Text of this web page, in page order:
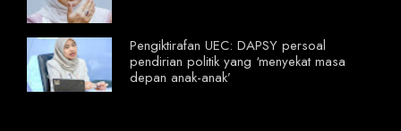
Pengiktirafan UEC: DAPSY persoal
pendirian politik yang ‘menyekat masa
depan anak-anak’